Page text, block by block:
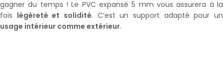
gagner du temps ! Le PVC expansé 5 mm vous assurera à la
fois légèreté et solidité. C’est un support adapté pour un
usage intérieur comme extérieur.